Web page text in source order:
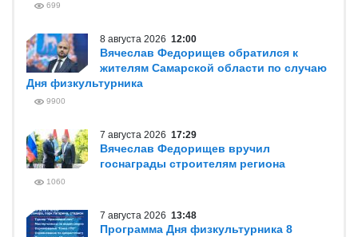
699
8 августа 2026 12:00
Вячеслав Федорищев обратился к
жителям Самарской области по случаю
Дня физкультурника
9900
7 августа 2026 17:29
Вячеслав Федорищев вручил
госнаграды строителям региона
1060
7 августа 2026 13:48
Программа Дня физкультурника 8